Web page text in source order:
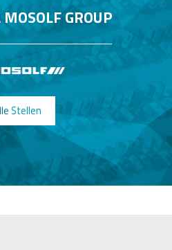
GROUP
Stellen